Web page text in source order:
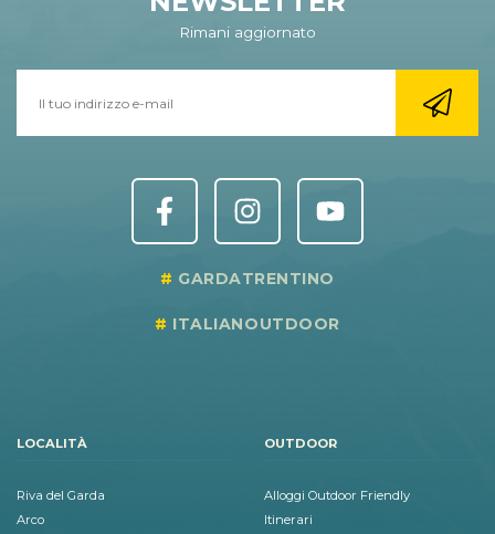
Rimani aggiornato
GARDATRENTINO
ITALIANOUTDOOR
LOCALITÀ
Riva del Garda
Arco
OUTDOOR
Alloggi Outdoor Friendly
Itinerari